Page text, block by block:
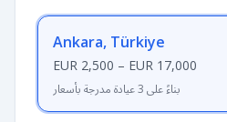
Ankara, Türkiye
EUR 2,500 – EUR 17,000
بناءً على 3 عيادة مدرجة بأسعار